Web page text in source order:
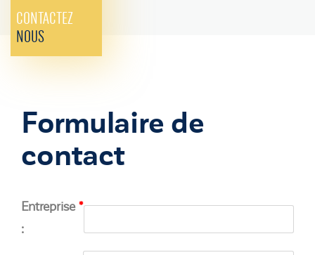
CONTACTEZ
NOUS
Formulaire de
contact
Entreprise
: